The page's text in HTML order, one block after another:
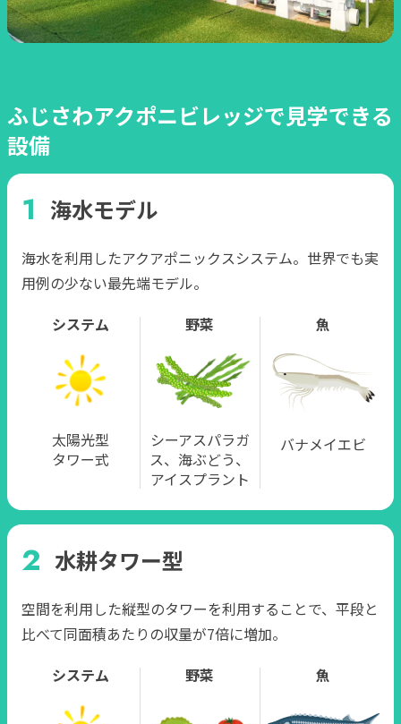
ふじさわアクポニビレッジで見学できる
設備
海水モデル
海水を利用したアクアポニックスシステム。世界でも実
用例の少ない最先端モデル。
システム
太陽光型
タワー式
野菜
シーアスパラガ
ス、海ぶどう、
アイスプラント
魚
バナメイエビ
水耕タワー型
空間を利用した縦型のタワーを利用することで、平段と
比べて同面積あたりの収量が7倍に増加。
システム
野菜 魚